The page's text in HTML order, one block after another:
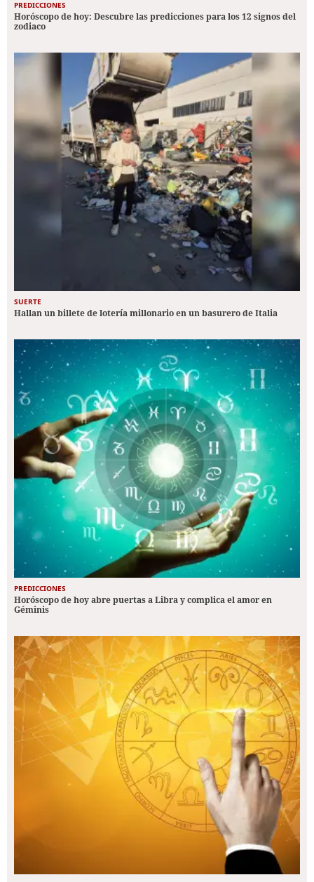
PREDICCIONES
Horóscopo de hoy: Descubre las predicciones para los 12 signos del
zodiaco
SUERTE
Hallan un billete de lotería millonario en un basurero de Italia
PREDICCIONES
Horóscopo de hoy abre puertas a Libra y complica el amor en
Géminis